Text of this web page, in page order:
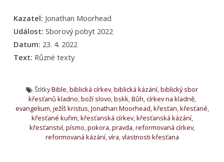
Kazatel: Jonathan Moorhead
Událost: Sborový pobyt 2022
Datum: 23. 4. 2022
Text: Různé texty
ŠtítkyBible,biblická církev,biblická kázání,biblický sbor
křesťanů kladno,boží slovo,bskk,Bůh,církev na kladně,
evangelium,ježíš kristus,Jonathan Moorhead,křesťan,křesťané,
křesťané kuřim,křesťanská církev,křesťanská kázání,
křesťanství,písmo,pokora,pravda,reformovaná církev,
reformovaná kázání,víra,vlastnosti křesťana